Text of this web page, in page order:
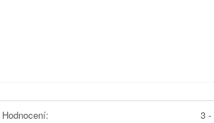
Hodnocení: 3-